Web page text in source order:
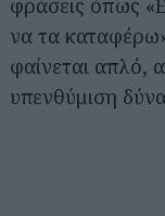
φράσεις όπως
να τα
φαίνεται απλό,
υπενθύμιση